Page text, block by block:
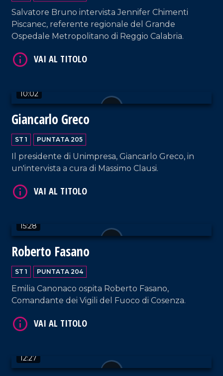
Salvatore Bruno intervista Jennifer Chimenti
Piscanec, referente regionale del Grande
Ospedale Metropolitano di Reggio Calabria.
10:02
Giancarlo Greco
ST 1 PUNTATA 205
Il presidente di Unimpresa, Giancarlo Greco, in
un'intervista a cura di Massimo Clausi.
15:28
Roberto Fasano
ST 1 PUNTATA 204
Emilia Canonaco ospita Roberto Fasano,
Comandante dei Vigili del Fuoco di Cosenza.
12:27
VAI AL TITOLO
VAI AL TITOLO
VAI AL TITOLO